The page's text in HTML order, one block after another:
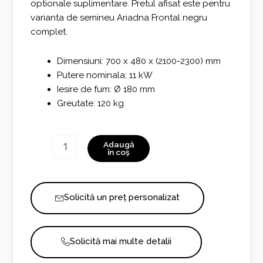
optionale suplimentare. Pretul afisat este pentru
varianta de semineu Ariadna Frontal negru
complet.
Dimensiuni: 700 x 480 x (2100-2300) mm
Putere nominala: 11 kW
Iesire de fum: Ø 180 mm
Greutate: 120 kg
Adaugă
în coș
Solicită un preț personalizat
Solicită mai multe detalii